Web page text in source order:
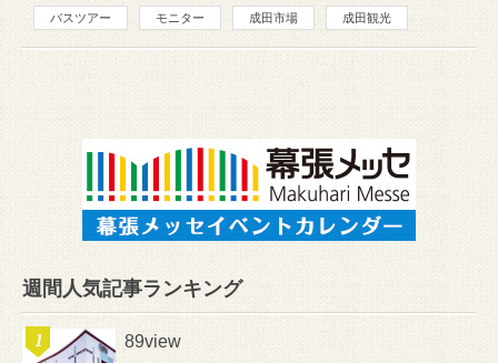
バスツアー モニター 成田市場 成田観光
週間人気記事ランキング
89view